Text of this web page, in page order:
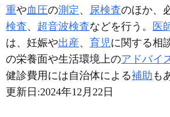
重や血圧の測定 、 尿検査のほか、
検査、 超音波検査などを行う。 医
は、妊娠や出産、 育児に関する相
の栄養面や生活環境上のアドバイ
健診費用には自治体による補助 も
更新日:2024年12月22日